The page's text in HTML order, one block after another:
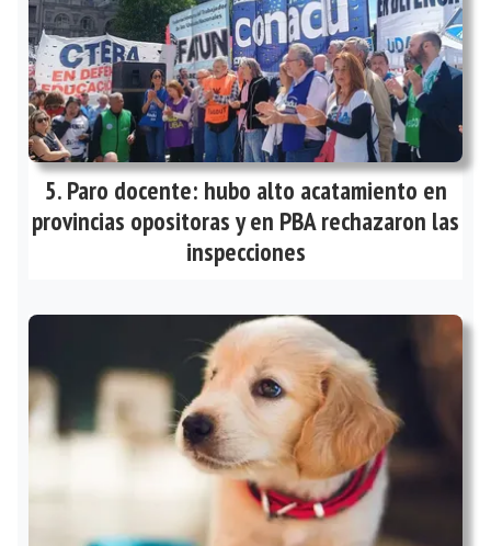
Paro docente: hubo alto acatamiento en
provincias opositoras y en PBA rechazaron las
inspecciones